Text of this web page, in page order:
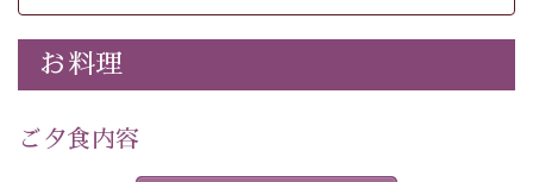
-----------【安心への取り組み】----------
個室料亭、貸切風呂のご利用が可能な上、 安心安全にご
30項目以上からなる独自の衛生・消毒プログラムの基、
お料理
ご夕食内容